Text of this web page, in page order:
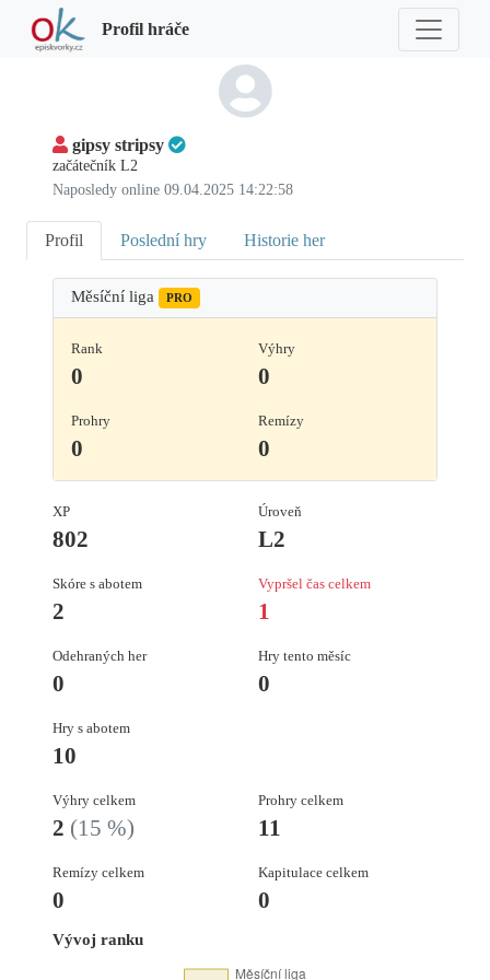
Profil hráče
gipsy stripsy
začátečník L2
Naposledy online 09.04.2025 14:22:58
Profil Poslední hry Historie her
Měsíční liga PRO
Rank
0
Výhry
0
Prohry
0
Remízy
0
XP
802
Úroveň
L2
Skóre s abotem
2
Vypršel čas celkem
1
Odehraných her
0
Hry tento měsíc
0
Hry s abotem
10
Výhry celkem
2 (15 %)
Prohry celkem
11
Remízy celkem
0
Kapitulace celkem
0
Vývoj ranku